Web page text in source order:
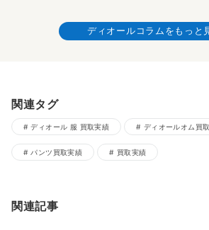
ディオールコラムをもっと
関連タグ
ディオール 服 買取実績 ディオールオム買
パンツ買取実績 買取実績
関連記事